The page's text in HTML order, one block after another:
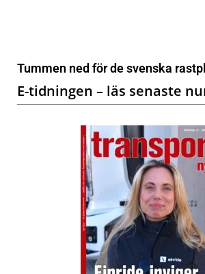
Tummen ned för de svenska
E-tidningen – läs senaste